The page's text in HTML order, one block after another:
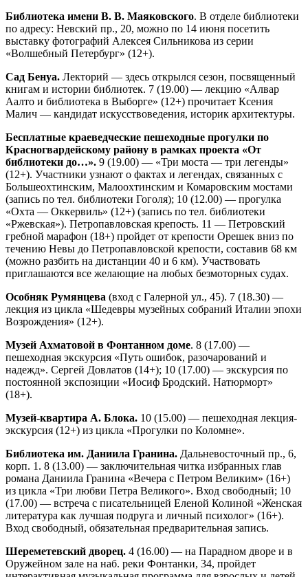
Библиотека имени В. В. Маяковского. В отделе библиотеки
по адресу: Невский пр., 20, можно по 14 июня посетить
выставку фотографий Алексея Сильникова из серии
«Волшебный Петербург» (12+).
Сад Бенуа. Лекторий — здесь открылся сезон, посвященный
книгам и истории библиотек. 7 (19.00) — лекцию «Алвар
Аалто и библиотека в Выборге» (12+) прочитает Ксения
Малич — кандидат искусствоведения, историк архитектуры.
Бесплатные краеведческие пешеходные прогулки по
Красногвардейскому району в рамках проекта «От
библиотеки до…». 9 (19.00) — «Три моста — три легенды»
(12+). Участники узнают о фактах и легендах, связанных с
Большеохтинским, Малоохтинским и Комаровским мостами
(запись по тел. библиотеки Гоголя); 10 (12.00) — прогулка
«Охта — Оккервиль» (12+) (запись по тел. библиотеки
«Ржевская»). Петропавловская крепость. 11 — Петровский
гребной марафон (18+) пройдет от крепости Орешек вниз по
течению Невы до Петропавловской крепости, составив 68 км
(можно разбить на дистанции 40 и 6 км). Участвовать
приглашаются все желающие на любых безмоторных судах.
Особняк Румянцева (вход с Галерной ул., 45). 7 (18.30) —
лекция из цикла «Шедевры музейных собраний Италии эпохи
Возрождения» (12+).
Музей Ахматовой в Фонтанном доме. 8 (17.00) —
пешеходная экскурсия «Путь ошибок, разочарований и
надежд». Сергей Довлатов (14+); 10 (17.00) — экскурсия по
постоянной экспозиции «Иосиф Бродский. Натюрморт»
(18+).
Музей-квартира А. Блока. 10 (15.00) — пешеходная лекция-
экскурсия (12+) из цикла «Прогулки по Коломне».
Библиотека им. Даниила Гранина. Дальневосточный пр., 6,
корп. 1. 8 (13.00) — заключительная читка избранных глав
романа Даниила Гранина «Вечера с Петром Великим» (16+)
из цикла «Три любви Петра Великого». Вход свободный; 10
(17.00) — встреча с писательницей Еленой Колиной «Женская
литература как лучшая подруга и личный психолог» (16+).
Вход свободный, обязательная предварительная запись.
Шереметевский дворец. 4 (16.00) — на Парадном дворе и в
Оружейном зале на наб. реки Фонтанки, 34, пройдет